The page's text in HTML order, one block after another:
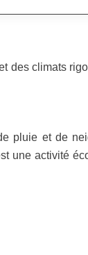
des climats
pluie et de
une activité